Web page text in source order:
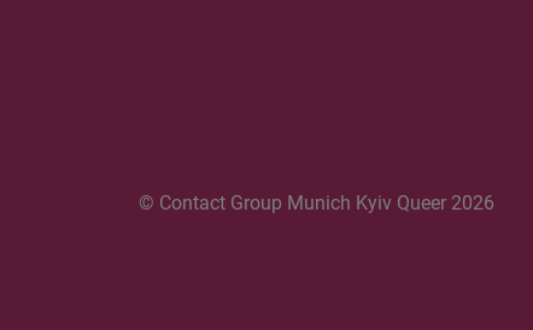
© Contact Group Munich Kyiv Queer 2026